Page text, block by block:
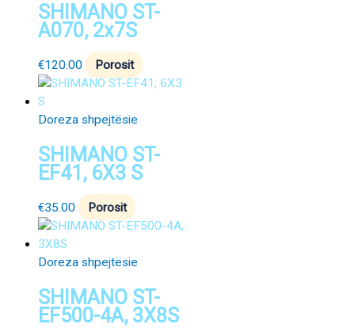
SHIMANO ST-
A070, 2x7S
€120.00 Porosit
Doreza shpejtësie
SHIMANO ST-
EF41, 6X3 S
€35.00 Porosit
Doreza shpejtësie
SHIMANO ST-
EF500-4A, 3X8S